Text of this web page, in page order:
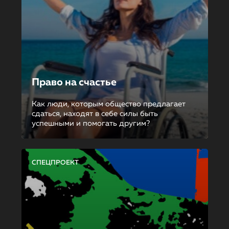
Право на счастье
Как люди, которым общество предлагает
сдаться, находят в себе силы быть
успешными и помогать другим?
СПЕЦПРОЕКТ